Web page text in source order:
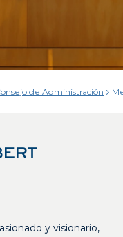
de Administración
y visionario,